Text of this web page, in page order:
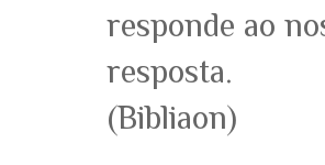
responde ao
resposta.
(Bibliaon)